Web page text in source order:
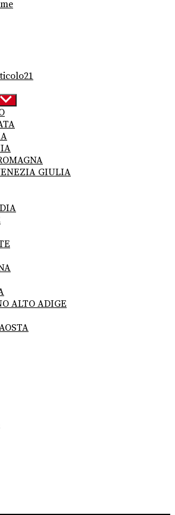
Show
sub
menu
GIULIA
ALTO ADIGE